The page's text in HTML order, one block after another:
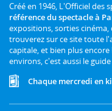
Créé en 1946, L'Officiel des
référence du spectacle à
expositions, sorties cinéma,
trouverez sur ce site toute
capitale, et bien plus
environs, c'est aussi le
Chaque mercredi en